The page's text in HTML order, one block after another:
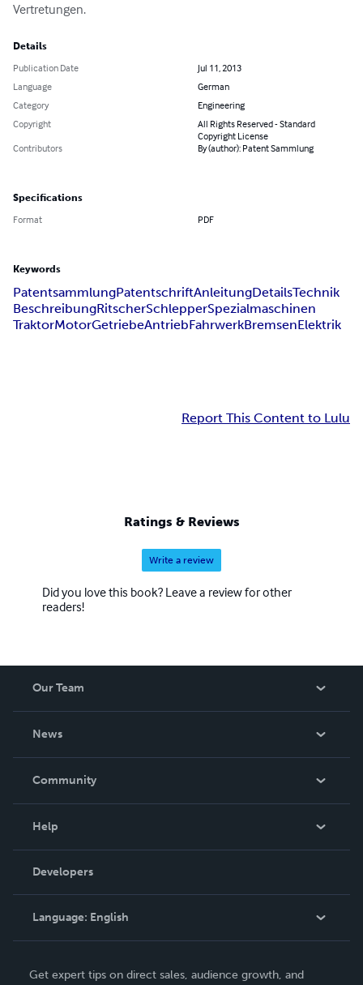
Vertretungen.
Details
Publication Date
Jul 11, 2013
Language
German
Category
Engineering
Copyright
All Rights Reserved - Standard
Copyright License
Contributors
By (author): Patent Sammlung
Specifications
Format PDF
Keywords
PatentsammlungPatentschriftAnleitungDetailsTechnik
BeschreibungRitscherSchlepperSpezialmaschinen
TraktorMotorGetriebeAntriebFahrwerkBremsenElektrik
Report This Content to Lulu
Ratings & Reviews
Write a review
Did you love this book? Leave a review for other
readers!
Our Team
News
In The News
Community
Podcast
Help
Order Lookup
Knowledge Base
Contact Support
Developers
Language: English
Get expert tips on direct sales, audience growth, and